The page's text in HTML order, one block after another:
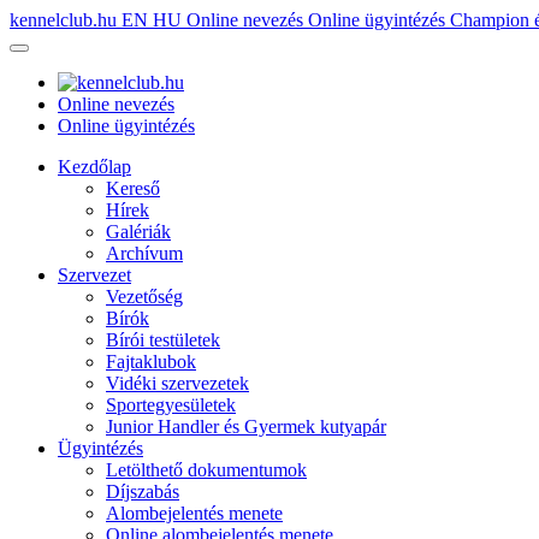
kennelclub.hu EN HU Online nevezés Online ügyintézés Champion
Online nevezés
Online ügyintézés
Kezdőlap
Kereső
Hírek
Galériák
Archívum
Szervezet
Vezetőség
Bírók
Bírói testületek
Fajtaklubok
Vidéki szervezetek
Sportegyesületek
Junior Handler és Gyermek kutyapár
Ügyintézés
Letölthető dokumentumok
Díjszabás
Alombejelentés menete
Online alombejelentés menete